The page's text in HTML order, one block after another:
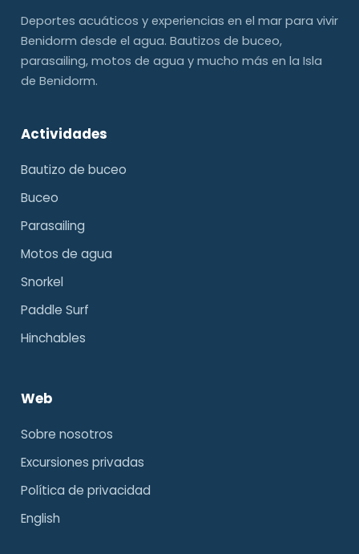
Deportes acuáticos y experiencias en el mar para vivir
Benidorm desde el agua. Bautizos de buceo,
parasailing, motos de agua y mucho más en la Isla
de Benidorm.
Actividades
Bautizo de buceo
Buceo
Parasailing
Motos de agua
Snorkel
Paddle Surf
Hinchables
Web
Sobre nosotros
Excursiones privadas
Política de privacidad
English